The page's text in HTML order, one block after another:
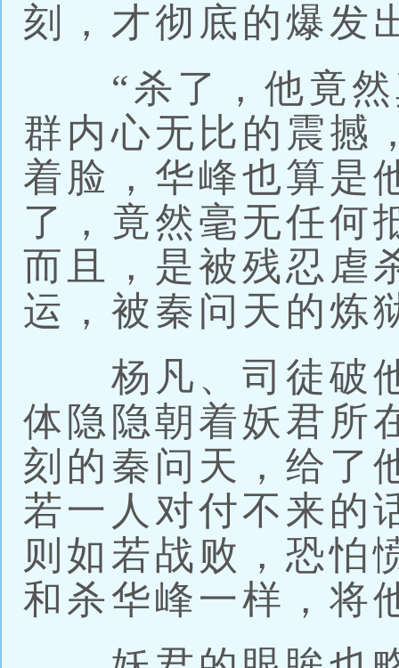
刻，才彻底的爆发
“杀了，他竟然
群内心无比的震撼
着脸，华峰也算是
了，竟然毫无任何
而且，是被残忍虐
运，被秦问天的炼
杨凡、司徒破他
体隐隐朝着妖君所
刻的秦问天，给了
若一人对付不来的
则如若战败，恐怕
和杀华峰一样，将